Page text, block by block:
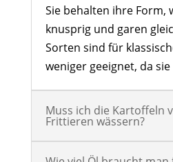
Sie behalten ihre Form,
knusprig und garen
Sorten sind für
weniger geeignet, da
Muss ich die Kartoffeln
Frittieren wässern?